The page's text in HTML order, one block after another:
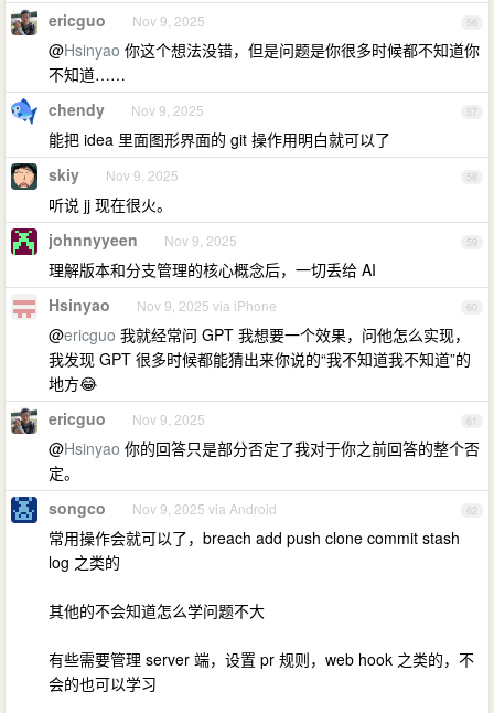
56
ericguo Nov 9, 2025
@Hsinyao 你这个想法没错，但是问题是你很多时候都不知道你
不知道……
57
chendy Nov 9, 2025
能把 idea 里面图形界面的 git 操作用明白就可以了
58
skiy Nov 9, 2025
听说 jj 现在很火。
59
johnnyyeen Nov 9, 2025
理解版本和分支管理的核心概念后，一切丢给 AI
60
Hsinyao Nov 9, 2025 via iPhone
@ericguo 我就经常问 GPT 我想要一个效果，问他怎么实现，
我发现 GPT 很多时候都能猜出来你说的“我不知道我不知道”的
地方😂
61
ericguo Nov 9, 2025
@Hsinyao 你的回答只是部分否定了我对于你之前回答的整个否
定。
62
songco Nov 9, 2025 via Android
常用操作会就可以了，breach add push clone commit stash
log 之类的
其他的不会知道怎么学问题不大
有些需要管理 server 端，设置 pr 规则，web hook 之类的，不
会的也可以学习